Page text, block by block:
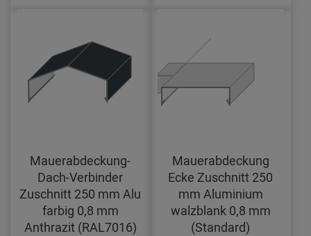
Mauerabdeckung-
Dach-Verbinder
Zuschnitt 250 mm Alu
farbig 0,8 mm
Anthrazit (RAL7016)
Mauerabdeckung
Ecke Zuschnitt 250
mm Aluminium
walzblank 0,8 mm
(Standard)